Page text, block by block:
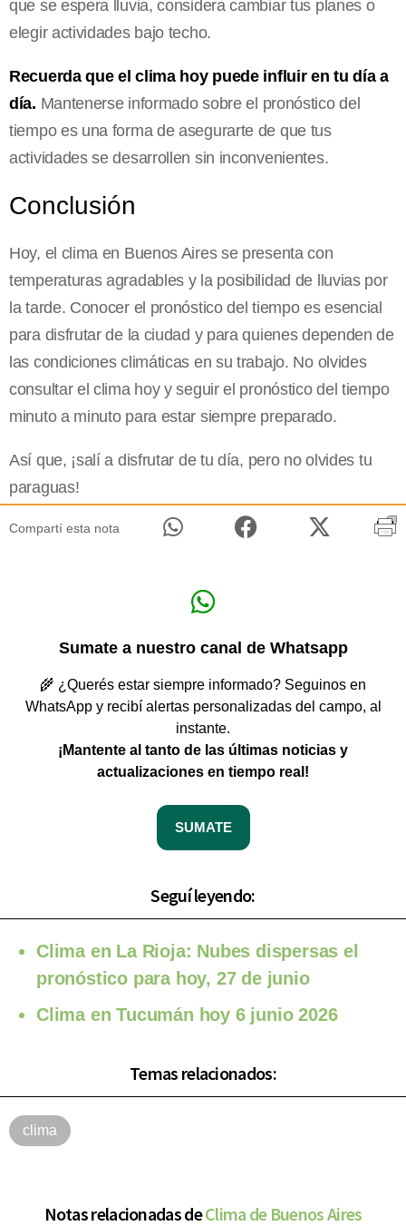
que se espera lluvia, considera cambiar tus planes o
elegir actividades bajo techo.
Recuerda que el clima hoy puede influir en tu día a
día. Mantenerse informado sobre el pronóstico del
tiempo es una forma de asegurarte de que tus
actividades se desarrollen sin inconvenientes.
Conclusión
Hoy, el clima en Buenos Aires se presenta con
temperaturas agradables y la posibilidad de lluvias por
la tarde. Conocer el pronóstico del tiempo es esencial
para disfrutar de la ciudad y para quienes dependen de
las condiciones climáticas en su trabajo. No olvides
consultar el clima hoy y seguir el pronóstico del tiempo
minuto a minuto para estar siempre preparado.
Así que, ¡salí a disfrutar de tu día, pero no olvides tu
paraguas!
Compartí esta nota
Sumate a nuestro canal de Whatsapp
🌾 ¿Querés estar siempre informado? Seguinos en
WhatsApp y recibí alertas personalizadas del campo, al
instante.
¡Mantente al tanto de las últimas noticias y
actualizaciones en tiempo real!
SUMATE
Seguí leyendo:
Clima en La Rioja: Nubes dispersas el
pronóstico para hoy, 27 de junio
Clima en Tucumán hoy 6 junio 2026
Temas relacionados:
clima
Notas relacionadas deClima de Buenos Aires